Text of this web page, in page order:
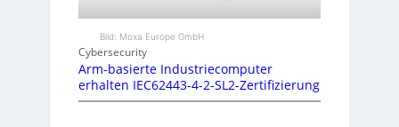
Bild: Moxa Europe GmbH
Cybersecurity
Arm-basierte Industriecomputer
erhalten IEC62443-4-2-SL2-Zertifizierung